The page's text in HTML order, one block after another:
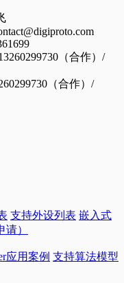
（合作）/
支持外设列表 嵌入式
）
应用案例 支持算法模型